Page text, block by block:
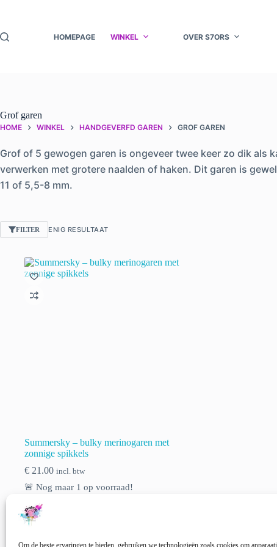
Om de beste ervaringen te bieden, gebruiken we technologieën zoals cookies om
inhoud
HOMEPAGE WINKEL OVER S7ORS
Grof garen
HOME WINKEL HANDGEVERFD GAREN GROF GAREN
Grof of 5 gewogen garen is ongeveer twee keer zo dik
verwerken met grotere naalden of haken. Dit garen is
11 of 5,5-8 mm.
FILTER ENIG RESULTAAT
Summersky – bulky merinogaren met
zonnige spikkels
€ 21.00 incl. btw
🚨 Nog maar 1 op voorraad!